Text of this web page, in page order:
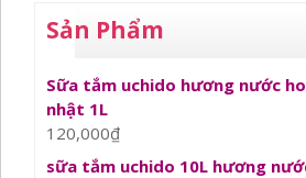
Sản Phẩm
Sữa tắm uchido hương nước
nhật 1L
120,000₫
sữa tắm uchido 10L hương